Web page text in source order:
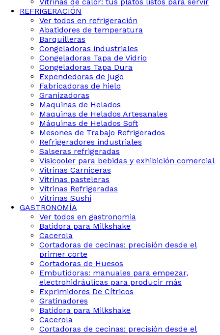
REFRIGERACIÓN
Ver todos en refrigeración
Abatidores de temperatura
Barquilleras
Congeladoras industriales
Congeladoras Tapa de Vidrio
Congeladoras Tapa Dura
Expendedoras de jugo
Fabricadoras de hielo
Granizadoras
Maquinas de Helados
Maquinas de Helados Artesanales
Máquinas de Helados Soft
Mesones de Trabajo Refrigerados
Refrigeradores industriales
Salseras refrigeradas
Visicooler para bebidas y exhibición comercial
Vitrinas Carniceras
Vitrinas pasteleras
Vitrinas Refrigeradas
Vitrinas Sushi
GASTRONOMÍA
Ver todos en gastronomia
Batidora para Milkshake
Cacerola
Cortadoras de cecinas: precisión desde el
primer corte
Cortadoras de Huesos
Embutidoras: manuales para empezar,
electrohidráulicas para producir más
Exprimidores De Cítricos
Gratinadores
Batidora para Milkshake
Cacerola
Cortadoras de cecinas: precisión desde el